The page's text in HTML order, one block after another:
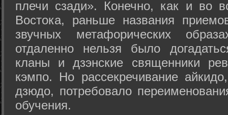
плечи сзади». Конечно, как и во
Востока, раньше названия
звучных метафорических
отдаленно нельзя было
кланы и дзэнские священники
кэмпо. Но рассекречивание
дзюдо, потребовало
обучения.